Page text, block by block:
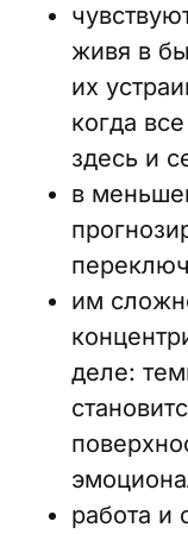
живя в
их
когда
здесь и
в
им
деле:
работа и